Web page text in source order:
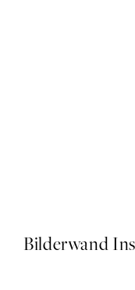
Bilderwand